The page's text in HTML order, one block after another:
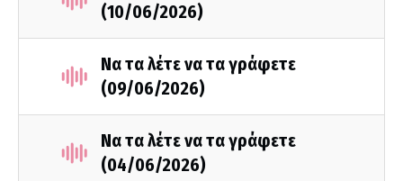
(10/06/2026)
Να τα λέτε να τα γράφετε
(09/06/2026)
Να τα λέτε να τα γράφετε
(04/06/2026)